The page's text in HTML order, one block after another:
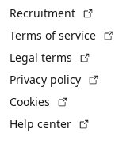
Recruitment
Terms of service
Legal terms
Privacy policy
Cookies
Help center